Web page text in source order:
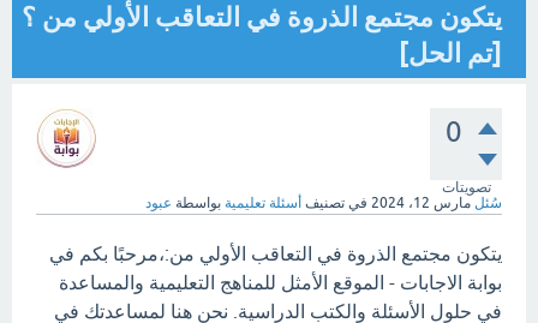
يتكون مجتمع الذروة في التعاقب الأولي من ؟
[تم الحل]
0
تصويتات
سُئل مارس 12، 2024 في تصنيف أسئلة تعليمية بواسطة عبود
يتكون مجتمع الذروة في التعاقب الأولي من:،مرحبًا بكم في
بوابة الاجابات - الموقع الأمثل للمناهج التعليمية والمساعدة
في حلول الأسئلة والكتب الدراسية. نحن هنا لمساعدتك في